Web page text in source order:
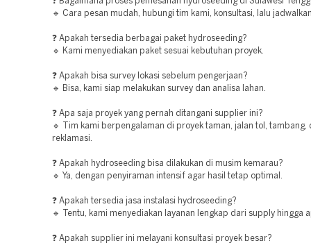
🔹 Cara pesan mudah, hubungi tim kami, konsultasi, lalu
❓ Apakah tersedia berbagai paket hydroseeding?
🔹 Kami menyediakan paket sesuai kebutuhan proyek.
❓ Apakah bisa survey lokasi sebelum pengerjaan?
🔹 Bisa, kami siap melakukan survey dan analisa lahan.
❓ Apa saja proyek yang pernah ditangani supplier ini?
🔹 Tim kami berpengalaman di proyek taman, jalan tol, tambang,
reklamasi.
❓ Apakah hydroseeding bisa dilakukan di musim kemarau?
🔹 Ya, dengan penyiraman intensif agar hasil tetap optimal.
❓ Apakah tersedia jasa instalasi hydroseeding?
🔹 Tentu, kami menyediakan layanan lengkap dari supply hingga
❓ Apakah supplier ini melayani konsultasi proyek besar?